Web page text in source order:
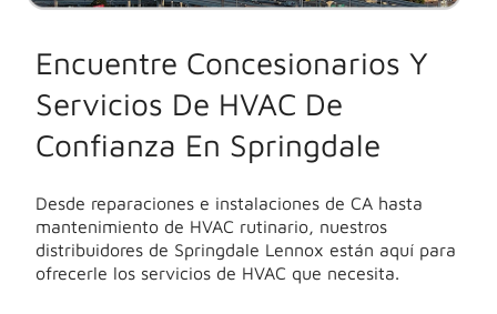
Encuentre Concesionarios Y
Servicios De HVAC De
Confianza En Springdale
Desde reparaciones e instalaciones de CA hasta
mantenimiento de HVAC rutinario, nuestros
distribuidores de Springdale Lennox están aquí para
ofrecerle los servicios de HVAC que necesita.